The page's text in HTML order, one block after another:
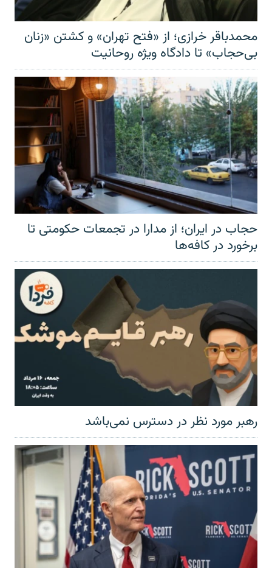
محمدباقر خرازی؛ از «فتح تهران» و کشتن «زنان
بی‌حجاب» تا دادگاه ویژه روحانیت
حجاب در ایران؛ از مدارا در تجمعات حکومتی تا
برخورد در کافه‌ها
رهبر مورد نظر در دسترس نمی‌باشد